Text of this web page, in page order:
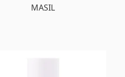
MASIL